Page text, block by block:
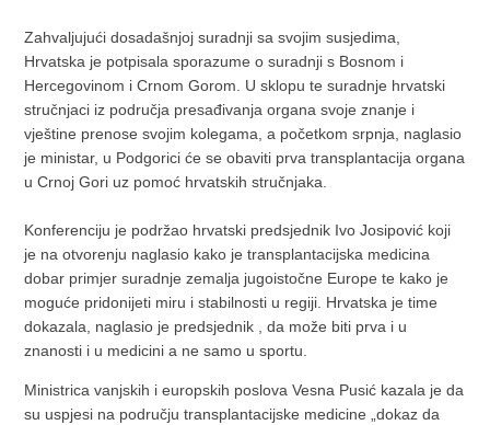
Zahvaljujući dosadašnjoj suradnji sa svojim susjedima,
Hrvatska je potpisala sporazume o suradnji s Bosnom i
Hercegovinom i Crnom Gorom. U sklopu te suradnje hrvatski
stručnjaci iz područja presađivanja organa svoje znanje i
vještine prenose svojim kolegama, a početkom srpnja, naglasio
je ministar, u Podgorici će se obaviti prva transplantacija organa
u Crnoj Gori uz pomoć hrvatskih stručnjaka.
Konferenciju je podržao hrvatski predsjednik Ivo Josipović koji
je na otvorenju naglasio kako je transplantacijska medicina
dobar primjer suradnje zemalja jugoistočne Europe te kako je
moguće pridonijeti miru i stabilnosti u regiji. Hrvatska je time
dokazala, naglasio je predsjednik , da može biti prva i u
znanosti i u medicini a ne samo u sportu.
Ministrica vanjskih i europskih poslova Vesna Pusić kazala je da
su uspjesi na području transplantacijske medicine „dokaz da